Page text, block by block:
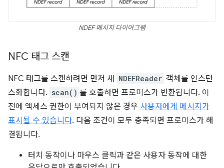
NDEF 메시지 다이어그램
NFC 태그 스캔
NFC 태그를 스캔하려면 먼저 새 NDEFReader 객체를 인스턴
스화합니다. scan() 를 호출하면 프로미스가 반환됩니다. 이
전에 액세스 권한이 부여되지 않은 경우 사용자에게 메시지가
표시될 수 있습니다. 다음 조건이 모두 충족되면 프로미스가 해
결됩니다.
터치 동작이나 마우스 클릭과 같은 사용자 동작에 대한